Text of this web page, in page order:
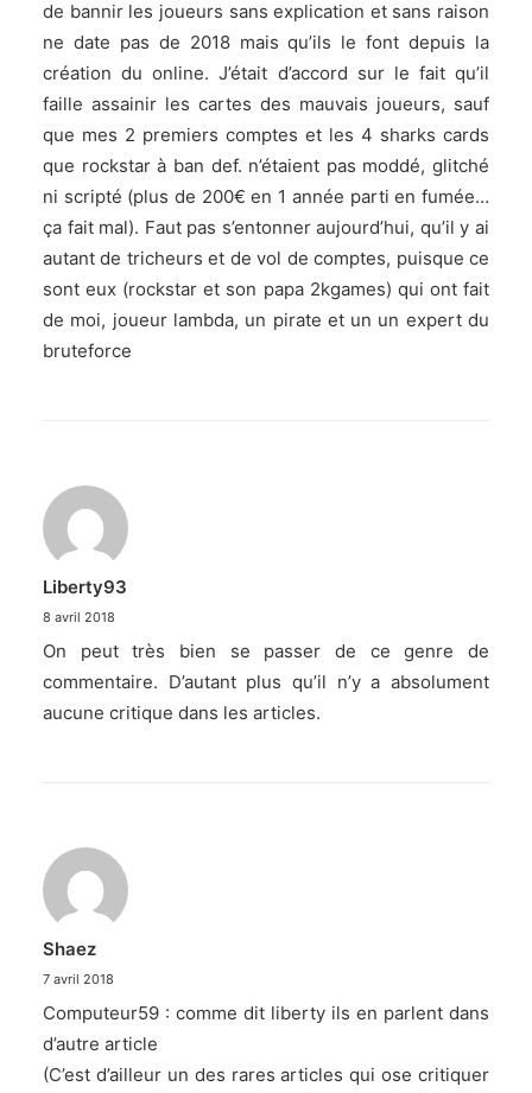
de bannir les joueurs sans explication et sans raison
ne date pas de 2018 mais qu’ils le font depuis la
création du online. J’était d’accord sur le fait qu’il
faille assainir les cartes des mauvais joueurs, sauf
que mes 2 premiers comptes et les 4 sharks cards
que rockstar à ban def. n’étaient pas moddé, glitché
ni scripté (plus de 200€ en 1 année parti en fumée…
ça fait mal). Faut pas s’entonner aujourd’hui, qu’il y ai
autant de tricheurs et de vol de comptes, puisque ce
sont eux (rockstar et son papa 2kgames) qui ont fait
de moi, joueur lambda, un pirate et un un expert du
bruteforce
Liberty93
8 avril 2018
On peut très bien se passer de ce genre de
commentaire. D’autant plus qu’il n’y a absolument
aucune critique dans les articles.
Shaez
7 avril 2018
Computeur59 : comme dit liberty ils en parlent dans
d’autre article
(C’est d’ailleur un des rares articles qui ose critiquer